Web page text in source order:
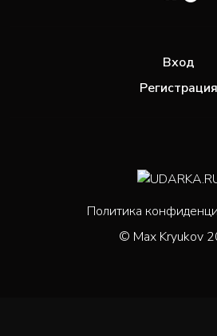
Вход
Регистрация
Политика
© Max Kryukov